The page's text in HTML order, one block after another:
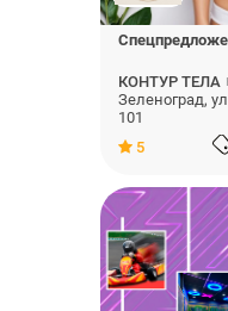
КОНТУР ТЕЛА
Зеленоград,
101
5